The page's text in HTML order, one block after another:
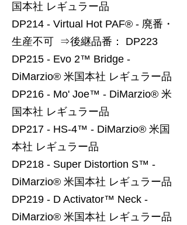
国本社 レギュラー品
DP214 - Virtual Hot PAF® - 廃番・
生産不可 ⇒後継品番： DP223
DP215 - Evo 2™ Bridge -
DiMarzio® 米国本社 レギュラー品
DP216 - Mo' Joe™ - DiMarzio® 米
国本社 レギュラー品
DP217 - HS-4™ - DiMarzio® 米国
本社 レギュラー品
DP218 - Super Distortion S™ -
DiMarzio® 米国本社 レギュラー品
DP219 - D Activator™ Neck -
DiMarzio® 米国本社 レギュラー品